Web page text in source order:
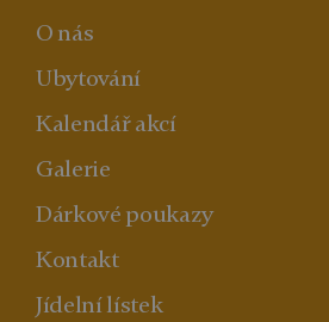
O nás
Ubytování
Kalendář akcí
Galerie
Dárkové poukazy
Kontakt
Jídelní lístek